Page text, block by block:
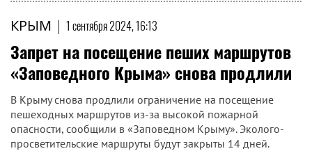
КРЫМ | 1 сентября 2024, 16:13
Запрет на посещение пеших маршрутов
«Заповедного Крыма» снова продлили
В Крыму снова продлили ограничение на посещение
пешеходных маршрутов из-за высокой пожарной
опасности, сообщили в «Заповедном Крыму». Эколого-
просветительские маршруты будут закрыты 14 дней.